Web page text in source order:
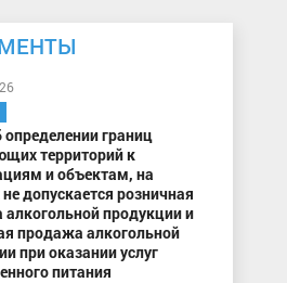
границ
территорий к
и объектам, на
допускается розничная
продукции и
продажа алкогольной
при оказании услуг
питания